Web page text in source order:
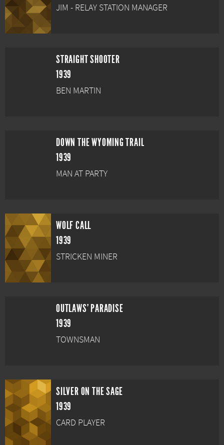
JIM - RELAY STATION MANAGER
STRAIGHT SHOOTER
1939
BEN MARTIN
DOWN THE WYOMING TRAIL
1939
MAN AT PARTY
WOLF CALL
1939
STRICKEN MINER
OUTLAWS' PARADISE
1939
TOWNSMAN
SILVER ON THE SAGE
1939
CARD PLAYER